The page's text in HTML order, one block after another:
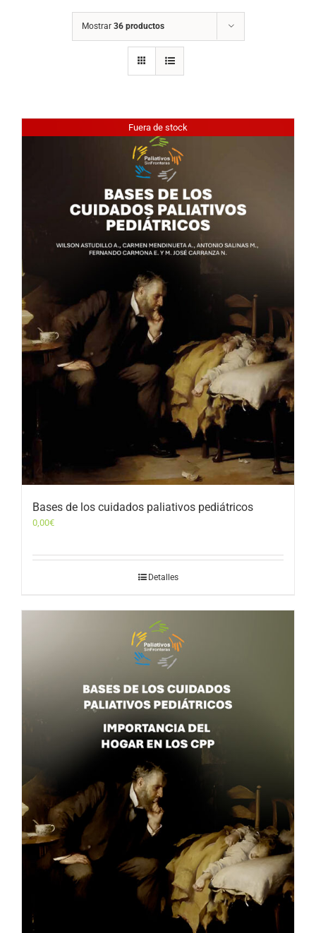
Mostrar 36 productos
Fuera de stock
Bases de los cuidados paliativos pediátricos
0,00€
Detalles